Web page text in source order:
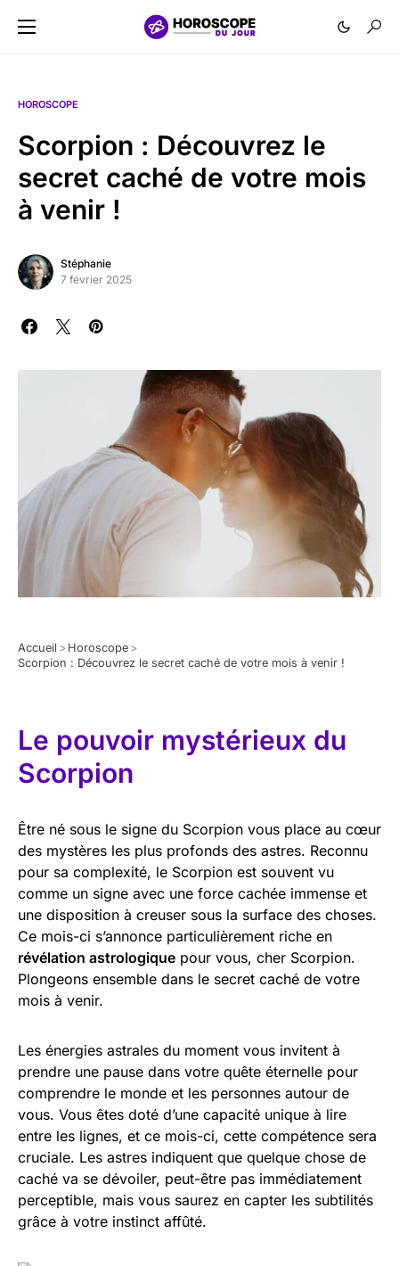
HOROSCOPE
Scorpion : Découvrez le
secret caché de votre mois
à venir !
Stéphanie
7 février 2025
Accueil > Horoscope >
Scorpion : Découvrez le secret caché de votre mois à venir !
Le pouvoir mystérieux du
Scorpion
Être né sous le signe du Scorpion vous place au cœur
des mystères les plus profonds des astres. Reconnu
pour sa complexité, le Scorpion est souvent vu
comme un signe avec une force cachée immense et
une disposition à creuser sous la surface des choses.
Ce mois-ci s’annonce particulièrement riche en
révélation astrologique pour vous, cher Scorpion.
Plongeons ensemble dans le secret caché de votre
mois à venir.
Les énergies astrales du moment vous invitent à
prendre une pause dans votre quête éternelle pour
comprendre le monde et les personnes autour de
vous. Vous êtes doté d’une capacité unique à lire
entre les lignes, et ce mois-ci, cette compétence sera
cruciale. Les astres indiquent que quelque chose de
caché va se dévoiler, peut-être pas immédiatement
perceptible, mais vous saurez en capter les subtilités
grâce à votre instinct affûté.